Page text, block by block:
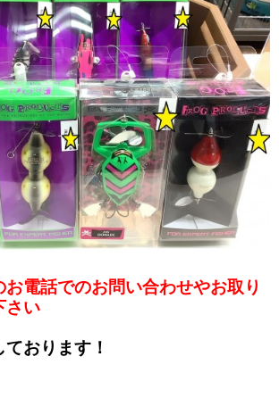
電話でのお問い合わせやお取り
さい
おります！